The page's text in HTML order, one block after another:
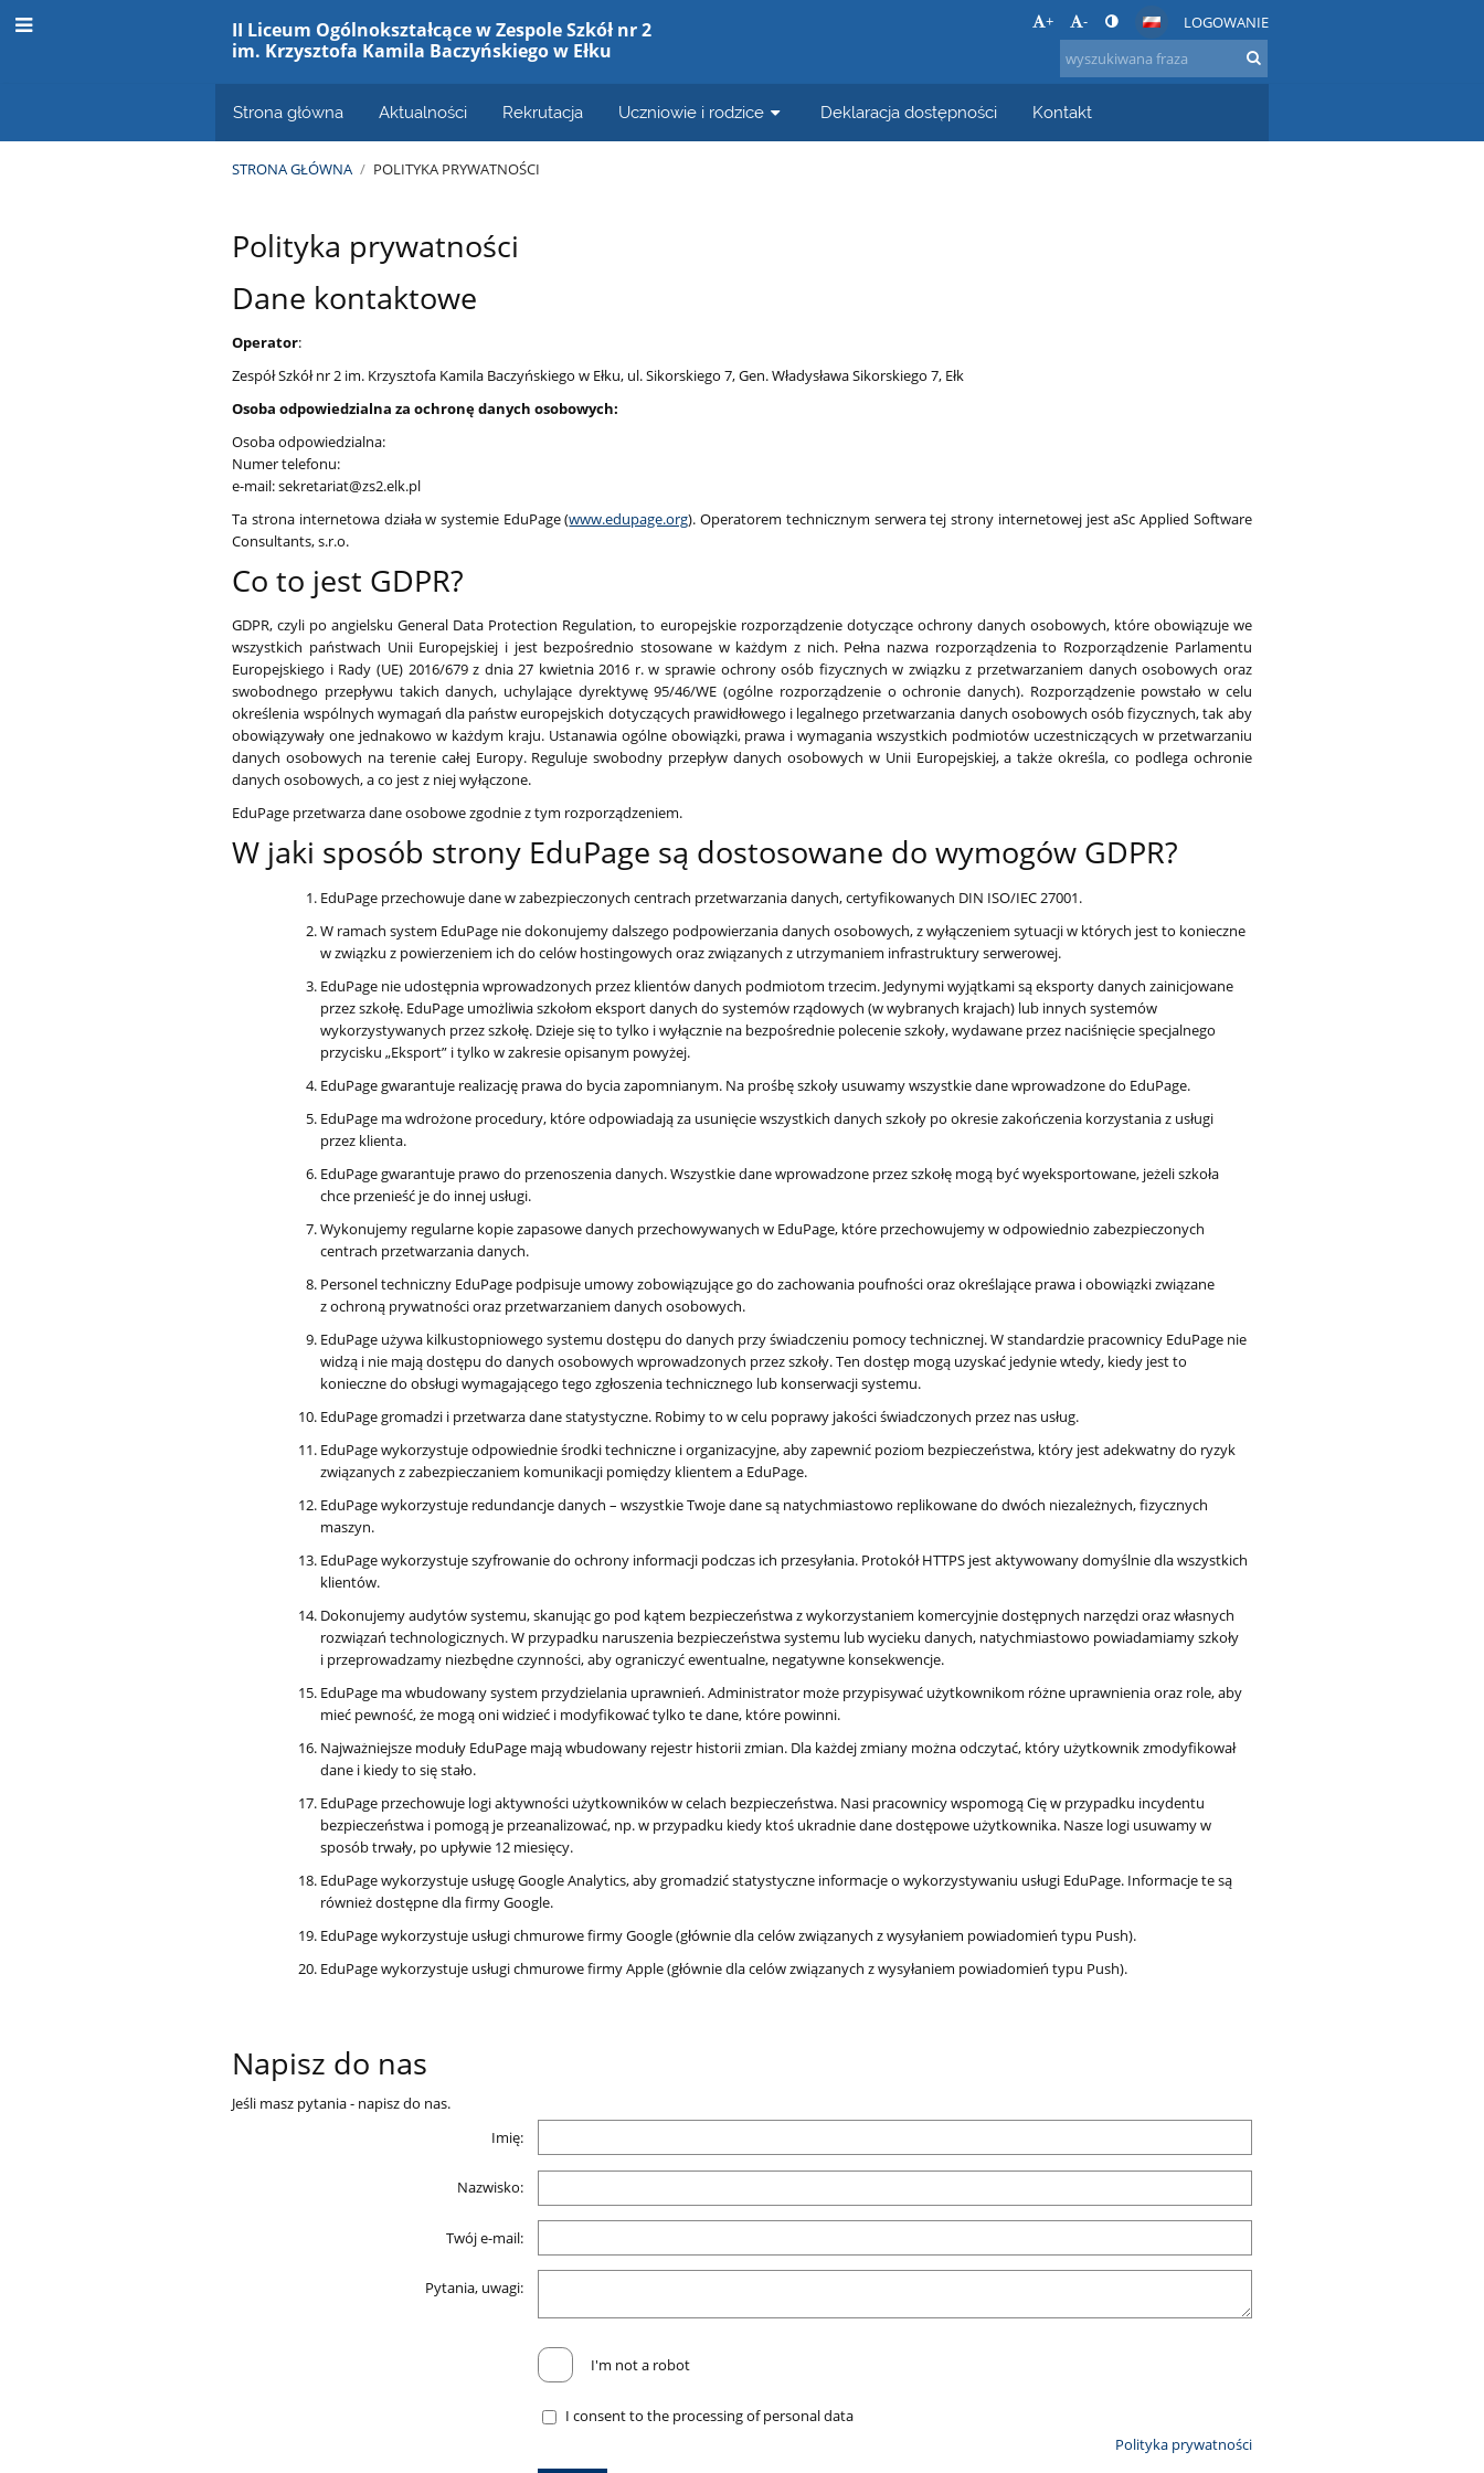
II Liceum Ogólnokształcące w Zespole Szkół nr 2
im. Krzysztofa Kamila Baczyńskiego w Ełku
+ - LOGOWANIE
Strona główna Aktualności Rekrutacja Uczniowie i rodzice Deklaracja dostępności Kontakt
STRONA GŁÓWNA / POLITYKA PRYWATNOŚCI
Polityka
prywatności
Polityka prywatności
Dane kontaktowe
Operator:
Zespół Szkół nr 2 im. Krzysztofa Kamila Baczyńskiego w Ełku, ul. Sikorskiego 7, Gen. Władysława Sikorskiego 7, Ełk
Osoba odpowiedzialna za ochronę danych osobowych:
Osoba odpowiedzialna:
Numer telefonu:
e-mail: sekretariat@zs2.elk.pl
Ta strona internetowa działa w systemie EduPage (www.edupage.org). Operatorem technicznym serwera tej strony internetowej jest aSc Applied Software
Consultants, s.r.o.
Co to jest GDPR?
GDPR, czyli po angielsku General Data Protection Regulation, to europejskie rozporządzenie dotyczące ochrony danych osobowych, które obowiązuje we
wszystkich państwach Unii Europejskiej i jest bezpośrednio stosowane w każdym z nich. Pełna nazwa rozporządzenia to Rozporządzenie Parlamentu
Europejskiego i Rady (UE) 2016/679 z dnia 27 kwietnia 2016 r. w sprawie ochrony osób fizycznych w związku z przetwarzaniem danych osobowych oraz
swobodnego przepływu takich danych, uchylające dyrektywę 95/46/WE (ogólne rozporządzenie o ochronie danych). Rozporządzenie powstało w celu
określenia wspólnych wymagań dla państw europejskich dotyczących prawidłowego i legalnego przetwarzania danych osobowych osób fizycznych, tak aby
obowiązywały one jednakowo w każdym kraju. Ustanawia ogólne obowiązki, prawa i wymagania wszystkich podmiotów uczestniczących w przetwarzaniu
danych osobowych na terenie całej Europy. Reguluje swobodny przepływ danych osobowych w Unii Europejskiej, a także określa, co podlega ochronie
danych osobowych, a co jest z niej wyłączone.
EduPage przetwarza dane osobowe zgodnie z tym rozporządzeniem.
W jaki sposób strony EduPage są dostosowane do wymogów GDPR?
EduPage przechowuje dane w zabezpieczonych centrach przetwarzania danych, certyfikowanych DIN ISO/IEC 27001.
W ramach system EduPage nie dokonujemy dalszego podpowierzania danych osobowych, z wyłączeniem sytuacji w których jest to konieczne
w związku z powierzeniem ich do celów hostingowych oraz związanych z utrzymaniem infrastruktury serwerowej.
EduPage nie udostępnia wprowadzonych przez klientów danych podmiotom trzecim. Jedynymi wyjątkami są eksporty danych zainicjowane
przez szkołę. EduPage umożliwia szkołom eksport danych do systemów rządowych (w wybranych krajach) lub innych systemów
wykorzystywanych przez szkołę. Dzieje się to tylko i wyłącznie na bezpośrednie polecenie szkoły, wydawane przez naciśnięcie specjalnego
przycisku „Eksport” i tylko w zakresie opisanym powyżej.
EduPage gwarantuje realizację prawa do bycia zapomnianym. Na prośbę szkoły usuwamy wszystkie dane wprowadzone do EduPage.
EduPage ma wdrożone procedury, które odpowiadają za usunięcie wszystkich danych szkoły po okresie zakończenia korzystania z usługi
przez klienta.
EduPage gwarantuje prawo do przenoszenia danych. Wszystkie dane wprowadzone przez szkołę mogą być wyeksportowane, jeżeli szkoła
chce przenieść je do innej usługi.
Wykonujemy regularne kopie zapasowe danych przechowywanych w EduPage, które przechowujemy w odpowiednio zabezpieczonych
centrach przetwarzania danych.
Personel techniczny EduPage podpisuje umowy zobowiązujące go do zachowania poufności oraz określające prawa i obowiązki związane
z ochroną prywatności oraz przetwarzaniem danych osobowych.
EduPage używa kilkustopniowego systemu dostępu do danych przy świadczeniu pomocy technicznej. W standardzie pracownicy EduPage nie
widzą i nie mają dostępu do danych osobowych wprowadzonych przez szkoły. Ten dostęp mogą uzyskać jedynie wtedy, kiedy jest to
konieczne do obsługi wymagającego tego zgłoszenia technicznego lub konserwacji systemu.
EduPage gromadzi i przetwarza dane statystyczne. Robimy to w celu poprawy jakości świadczonych przez nas usług.
EduPage wykorzystuje odpowiednie środki techniczne i organizacyjne, aby zapewnić poziom bezpieczeństwa, który jest adekwatny do ryzyk
związanych z zabezpieczaniem komunikacji pomiędzy klientem a EduPage.
EduPage wykorzystuje redundancje danych – wszystkie Twoje dane są natychmiastowo replikowane do dwóch niezależnych, fizycznych
maszyn.
EduPage wykorzystuje szyfrowanie do ochrony informacji podczas ich przesyłania. Protokół HTTPS jest aktywowany domyślnie dla wszystkich
klientów.
Dokonujemy audytów systemu, skanując go pod kątem bezpieczeństwa z wykorzystaniem komercyjnie dostępnych narzędzi oraz własnych
rozwiązań technologicznych. W przypadku naruszenia bezpieczeństwa systemu lub wycieku danych, natychmiastowo powiadamiamy szkoły
i przeprowadzamy niezbędne czynności, aby ograniczyć ewentualne, negatywne konsekwencje.
EduPage ma wbudowany system przydzielania uprawnień. Administrator może przypisywać użytkownikom różne uprawnienia oraz role, aby
mieć pewność, że mogą oni widzieć i modyfikować tylko te dane, które powinni.
Najważniejsze moduły EduPage mają wbudowany rejestr historii zmian. Dla każdej zmiany można odczytać, który użytkownik zmodyfikował
dane i kiedy to się stało.
EduPage przechowuje logi aktywności użytkowników w celach bezpieczeństwa. Nasi pracownicy wspomogą Cię w przypadku incydentu
bezpieczeństwa i pomogą je przeanalizować, np. w przypadku kiedy ktoś ukradnie dane dostępowe użytkownika. Nasze logi usuwamy w
sposób trwały, po upływie 12 miesięcy.
EduPage wykorzystuje usługę Google Analytics, aby gromadzić statystyczne informacje o wykorzystywaniu usługi EduPage. Informacje te są
również dostępne dla firmy Google.
EduPage wykorzystuje usługi chmurowe firmy Google (głównie dla celów związanych z wysyłaniem powiadomień typu Push).
EduPage wykorzystuje usługi chmurowe firmy Apple (głównie dla celów związanych z wysyłaniem powiadomień typu Push).
Napisz do nas
Jeśli masz pytania - napisz do nas.
Imię:
Nazwisko:
Twój e-mail:
Pytania, uwagi:
I'm not a robot
I consent to the processing of personal data
Polityka prywatności